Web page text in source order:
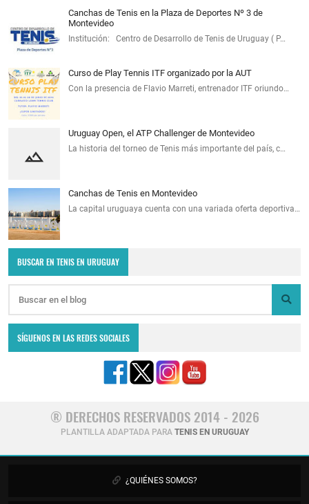
Canchas de Tenis en la Plaza de Deportes Nº 3 de
Montevideo
Institución: Centro de Desarrollo de Tenis de Uruguay ( P…
Curso de Play Tennis ITF organizado por la AUT
Con la presencia de Flavio Marreti, entrenador ITF oriundo…
Uruguay Open, el ATP Challenger de Montevideo
La historia del torneo de Tenis más importante del país, c…
Canchas de Tenis en Montevideo
La capital uruguaya cuenta con una variada oferta deportiva…
BUSCAR EN TENIS EN URUGUAY
SÍGUENOS EN LAS REDES SOCIALES
® DERECHOS RESERVADOS 2014 - 2026
PLANTILLA ADAPTADA PARA TENIS EN URUGUAY
¿QUIÉNES SOMOS?